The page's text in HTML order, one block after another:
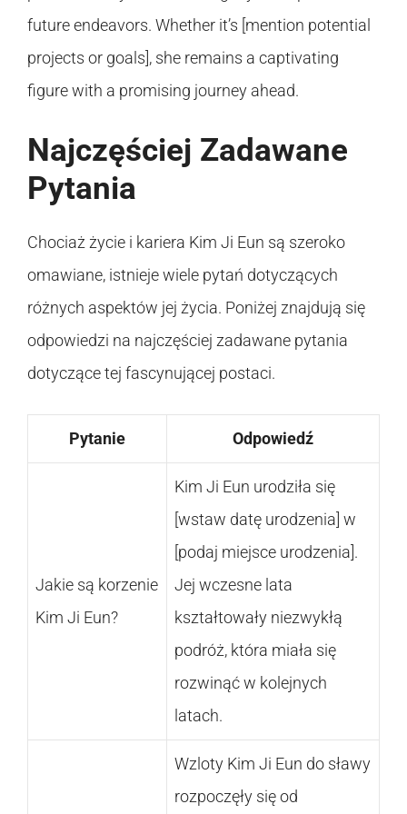
future endeavors. Whether it’s [mention potential
projects or goals], she remains a captivating
figure with a promising journey ahead.
Najczęściej Zadawane
Pytania
Chociaż życie i kariera Kim Ji Eun są szeroko
omawiane, istnieje wiele pytań dotyczących
różnych aspektów jej życia. Poniżej znajdują się
odpowiedzi na najczęściej zadawane pytania
dotyczące tej fascynującej postaci.
Pytanie Odpowiedź
Jakie są korzenie
Kim Ji Eun?
Kim Ji Eun urodziła się
[wstaw datę urodzenia] w
[podaj miejsce urodzenia].
Jej wczesne lata
kształtowały niezwykłą
podróż, która miała się
rozwinąć w kolejnych
latach.
Wzloty Kim Ji Eun do sławy
rozpoczęły się od